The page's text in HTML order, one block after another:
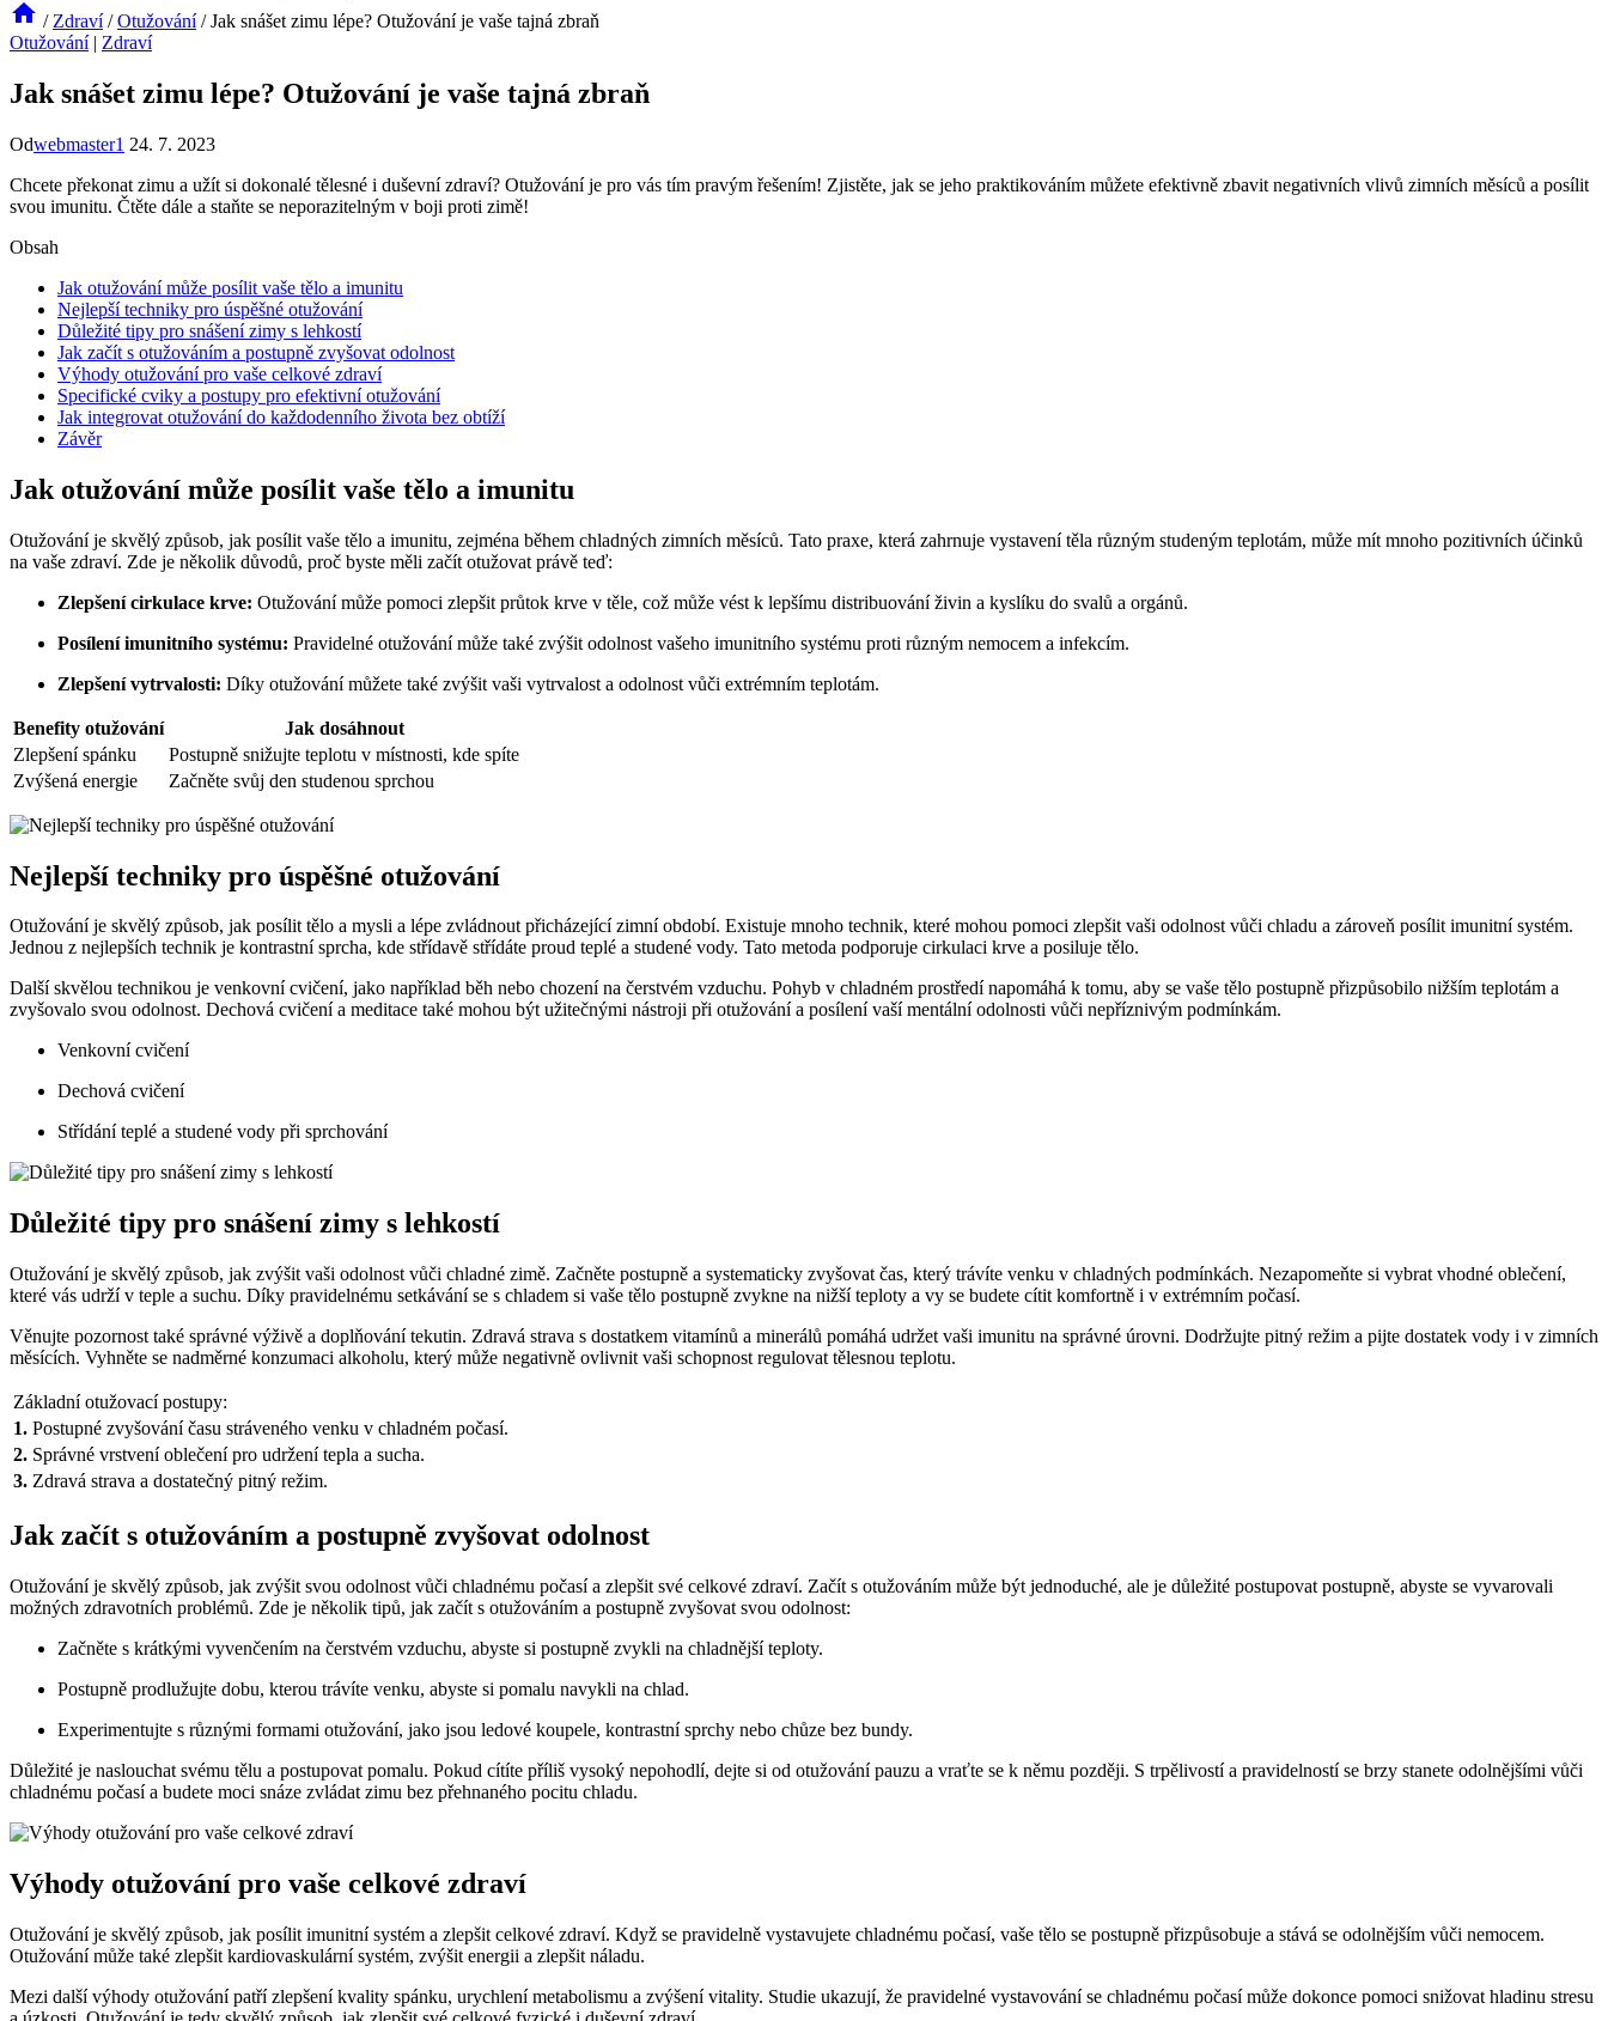
/ Zdraví / Otužování / Jak snášet zimu lépe? Otužování je vaše tajná zbraň
Otužování| Zdraví
Jak snášet zimu lépe? Otužování je vaše tajná zbraň
Odwebmaster1 24. 7. 2023
Chcete překonat zimu a užít si dokonalé tělesné i duševní zdraví? Otužování je pro vás tím pravým řešením! Zjistěte, jak se jeho praktikováním můžete efektivně zbavit negativních vlivů zimních měsíců a posílit
svou imunitu. Čtěte dále a staňte se neporazitelným v boji proti zimě!
Obsah
Jak otužování může posílit vaše tělo a imunitu
Nejlepší techniky pro úspěšné otužování
Důležité tipy pro snášení zimy s lehkostí
Jak začít s otužováním a postupně zvyšovat odolnost
Výhody otužování pro vaše celkové zdraví
Specifické cviky a postupy pro efektivní otužování
Jak integrovat otužování do každodenního života bez obtíží
Závěr
Jak otužování může posílit vaše tělo a imunitu
Otužování je skvělý způsob, jak posílit vaše tělo a imunitu, zejména během chladných zimních měsíců. Tato praxe, která zahrnuje vystavení těla různým studeným teplotám, může mít mnoho pozitivních účinků
na vaše zdraví. Zde je několik důvodů, proč byste měli začít otužovat právě teď:
Zlepšení cirkulace krve: Otužování může pomoci zlepšit průtok krve v těle, což může vést k lepšímu distribuování živin a kyslíku do svalů a orgánů.
Posílení imunitního systému: Pravidelné otužování může také zvýšit odolnost vašeho imunitního systému proti různým nemocem a infekcím.
Zlepšení vytrvalosti: Díky otužování můžete také zvýšit vaši vytrvalost a odolnost vůči extrémním teplotám.
Benefity otužování
Jak dosáhnout
Zlepšení spánku
Postupně snižujte teplotu v místnosti, kde spíte
Zvýšená energie
Začněte svůj den studenou sprchou
Nejlepší techniky pro úspěšné otužování
Otužování je skvělý způsob, jak posílit tělo a mysli a lépe zvládnout přicházející zimní období. Existuje mnoho technik, které mohou pomoci zlepšit vaši odolnost vůči chladu a zároveň posílit imunitní systém.
Jednou z nejlepších technik je kontrastní sprcha, kde střídavě střídáte proud teplé a studené vody. Tato metoda podporuje cirkulaci krve a posiluje tělo.
Další skvělou technikou je venkovní cvičení, jako například běh nebo chození na čerstvém vzduchu. Pohyb v chladném prostředí napomáhá k tomu, aby se vaše tělo postupně přizpůsobilo nižším teplotám a
zvyšovalo svou odolnost. Dechová cvičení a meditace také mohou být užitečnými nástroji při otužování a posílení vaší mentální odolnosti vůči nepříznivým podmínkám.
Venkovní cvičení
Dechová cvičení
Střídání teplé a studené vody při sprchování
Důležité tipy pro snášení zimy s lehkostí
Otužování je skvělý způsob, jak zvýšit vaši odolnost vůči chladné zimě. Začněte postupně a systematicky zvyšovat čas, který trávíte venku v chladných podmínkách. Nezapomeňte si vybrat vhodné oblečení,
které vás udrží v teple a suchu. Díky pravidelnému setkávání se s chladem si vaše tělo postupně zvykne na nižší teploty a vy se budete cítit komfortně i v extrémním počasí.
Věnujte pozornost také správné výživě a doplňování tekutin. Zdravá strava s dostatkem vitamínů a minerálů pomáhá udržet vaši imunitu na správné úrovni. Dodržujte pitný režim a pijte dostatek vody i v zimních
měsících. Vyhněte se nadměrné konzumaci alkoholu, který může negativně ovlivnit vaši schopnost regulovat tělesnou teplotu.
Základní otužovací postupy:
1. Postupné zvyšování času stráveného venku v chladném počasí.
2. Správné vrstvení oblečení pro udržení tepla a sucha.
3. Zdravá strava a dostatečný pitný režim.
Jak začít s otužováním a postupně zvyšovat odolnost
Otužování je skvělý způsob, jak zvýšit svou odolnost vůči chladnému počasí a zlepšit své celkové zdraví. Začít s otužováním může být jednoduché, ale je důležité postupovat postupně, abyste se vyvarovali
možných zdravotních problémů. Zde je několik tipů, jak začít s otužováním a postupně zvyšovat svou odolnost:
Začněte s krátkými vyvenčením na čerstvém vzduchu, abyste si postupně zvykli na chladnější teploty.
Postupně prodlužujte dobu, kterou trávíte venku, abyste si pomalu navykli na chlad.
Experimentujte s různými formami otužování, jako jsou ledové koupele, kontrastní sprchy nebo chůze bez bundy.
Důležité je naslouchat svému tělu a postupovat pomalu. Pokud cítíte příliš vysoký nepohodlí, dejte si od otužování pauzu a vraťte se k němu později. S trpělivostí a pravidelností se brzy stanete odolnějšími vůči
chladnému počasí a budete moci snáze zvládat zimu bez přehnaného pocitu chladu.
Výhody otužování pro vaše celkové zdraví
Otužování je skvělý způsob, jak posílit imunitní systém a zlepšit celkové zdraví. Když se pravidelně vystavujete chladnému počasí, vaše tělo se postupně přizpůsobuje a stává se odolnějším vůči nemocem.
Otužování může také zlepšit kardiovaskulární systém, zvýšit energii a zlepšit náladu.
Mezi další výhody otužování patří zlepšení kvality spánku, urychlení metabolismu a zvýšení vitality. Studie ukazují, že pravidelné vystavování se chladnému počasí může dokonce pomoci snižovat hladinu stresu